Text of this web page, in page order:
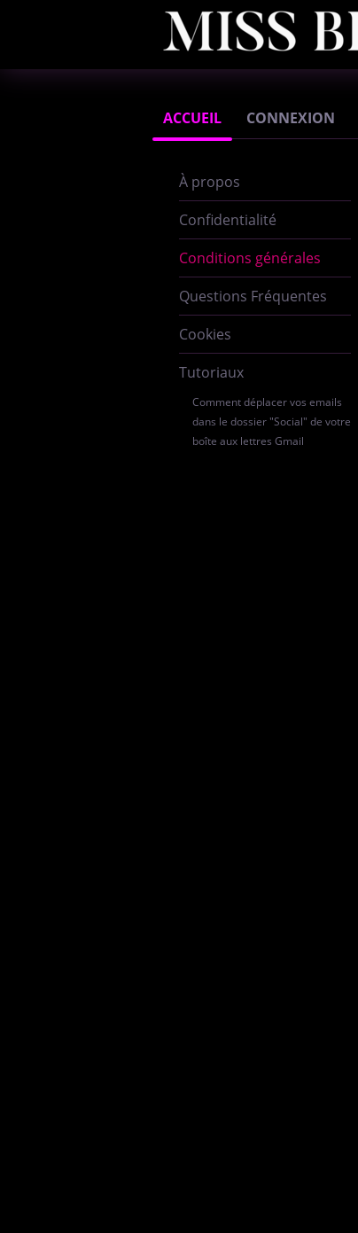
ACCUEIL CONNEXION
À propos
Confidentialité
Conditions générales
Questions Fréquentes
Cookies
Tutoriaux
Comment déplacer vos emails
dans le dossier "Social" de votre
boîte aux lettres Gmail